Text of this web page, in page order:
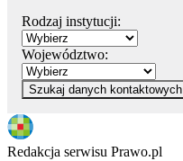
Rodzaj instytucji:
Województwo:
Szukaj danych kontaktowych
Redakcja serwisu Prawo.pl